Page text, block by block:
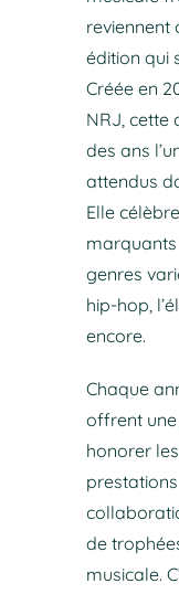
reviennent
édition qui
Créée en
NRJ, cette
des ans
attendus
Elle
marquants
genres
hip-hop,
encore.
Chaque
offrent
honorer
de
musicale.